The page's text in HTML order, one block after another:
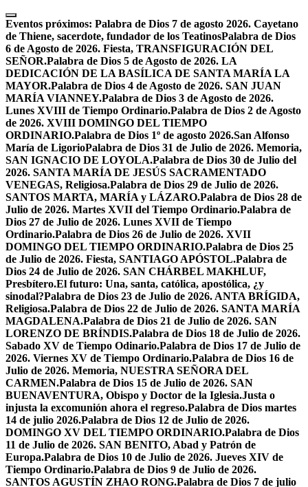
Skip
to
content
Eventos próximos: Palabra de Dios 7 de agosto 2026. Cayetano
de Thiene, sacerdote, fundador de los TeatinosPalabra de Dios
6 de Agosto de 2026. Fiesta, TRANSFIGURACIÓN DEL
SEÑOR.Palabra de Dios 5 de Agosto de 2026. LA
DEDICACIÓN DE LA BASÍLICA DE SANTA MARÍA LA
MAYOR.Palabra de Dios 4 de Agosto de 2026. SAN JUAN
MARÍA VIANNEY.Palabra de Dios 3 de Agosto de 2026.
Lunes XVIII de Tiempo Ordinario.Palabra de Dios 2 de Agosto
de 2026. XVIII DOMINGO DEL TIEMPO
ORDINARIO.Palabra de Dios 1º de agosto 2026.San Alfonso
María de LigorioPalabra de Dios 31 de Julio de 2026. Memoria,
SAN IGNACIO DE LOYOLA.Palabra de Dios 30 de Julio del
2026. SANTA MARÍA DE JESÚS SACRAMENTADO
VENEGAS, Religiosa.Palabra de Dios 29 de Julio de 2026.
SANTOS MARTA, MARÍA y LÁZARO.Palabra de Dios 28 de
Julio de 2026. Martes XVII del Tiempo Ordinario.Palabra de
Dios 27 de Julio de 2026. Lunes XVII de Tiempo
Ordinario.Palabra de Dios 26 de Julio de 2026. XVII
DOMINGO DEL TIEMPO ORDINARIO.Palabra de Dios 25
de Julio de 2026. Fiesta, SANTIAGO APÓSTOL.Palabra de
Dios 24 de Julio de 2026. SAN CHÁRBEL MAKHLUF,
Presbítero.El futuro: Una, santa, católica, apostólica, ¿y
sinodal?Palabra de Dios 23 de Julio de 2026. ANTA BRÍGIDA,
Religiosa.Palabra de Dios 22 de Julio de 2026. SANTA MARÍA
MAGDALENA.Palabra de Dios 21 de Julio de 2026. SAN
LORENZO DE BRÍNDIS.Palabra de Dios 18 de Julio de 2026.
Sabado XV de Tiempo Odinario.Palabra de Dios 17 de Julio de
2026. Viernes XV de Tiempo Ordinario.Palabra de Dios 16 de
Julio de 2026. Memoria, NUESTRA SEÑORA DEL
CARMEN.Palabra de Dios 15 de Julio de 2026. SAN
BUENAVENTURA, Obispo y Doctor de la Iglesia.Justa o
injusta la excomunión ahora el regreso.Palabra de Dios martes
14 de julio 2026.Palabra de Dios 12 de Julio de 2026.
DOMINGO XV DEL TIEMPO ORDINARIO.Palabra de Dios
11 de Julio de 2026. SAN BENITO, Abad y Patrón de
Europa.Palabra de Dios 10 de Julio de 2026. Jueves XIV de
Tiempo Ordinario.Palabra de Dios 9 de Julio de 2026.
SANTOS AGUSTÍN ZHAO RONG.Palabra de Dios 7 de julio